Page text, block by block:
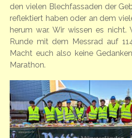
den vielen Blechfassaden der
reflektiert haben oder an dem
herum war. Wir wissen es nicht.
Runde mit dem Messrad auf
Macht euch also keine
Marathon.